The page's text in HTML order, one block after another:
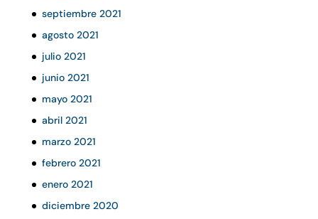
septiembre 2021
agosto 2021
julio 2021
junio 2021
mayo 2021
abril 2021
marzo 2021
febrero 2021
enero 2021
diciembre 2020